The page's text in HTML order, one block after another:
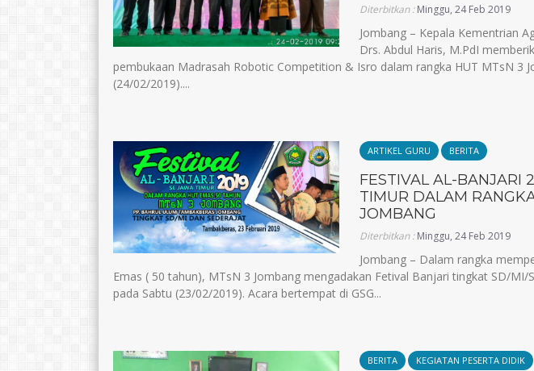
Diterbitkan :Minggu, 24 Feb 2019
Jombang – Kepala Kementrian
Drs. Abdul Haris, M.PdI
pembukaan Madrasah Robotic Competition & Isro dalam rangka HUT MTsN 3
(24/02/2019)....
ARTIKEL GURU BERITA
FESTIVAL AL-BANJARI
TIMUR DALAM
JOMBANG
Diterbitkan :Minggu, 24 Feb 2019
Jombang – Dalam rangka
Emas ( 50 tahun), MTsN 3 Jombang mengadakan Fetival Banjari tingkat SD/MI/
pada Sabtu (23/02/2019). Acara bertempat di GSG...
BERITA KEGIATAN PESERTA DIDIK